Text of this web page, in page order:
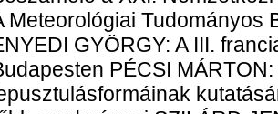
Meteorológiai Tudományos
GYÖRGY: A III.
PÉCSI